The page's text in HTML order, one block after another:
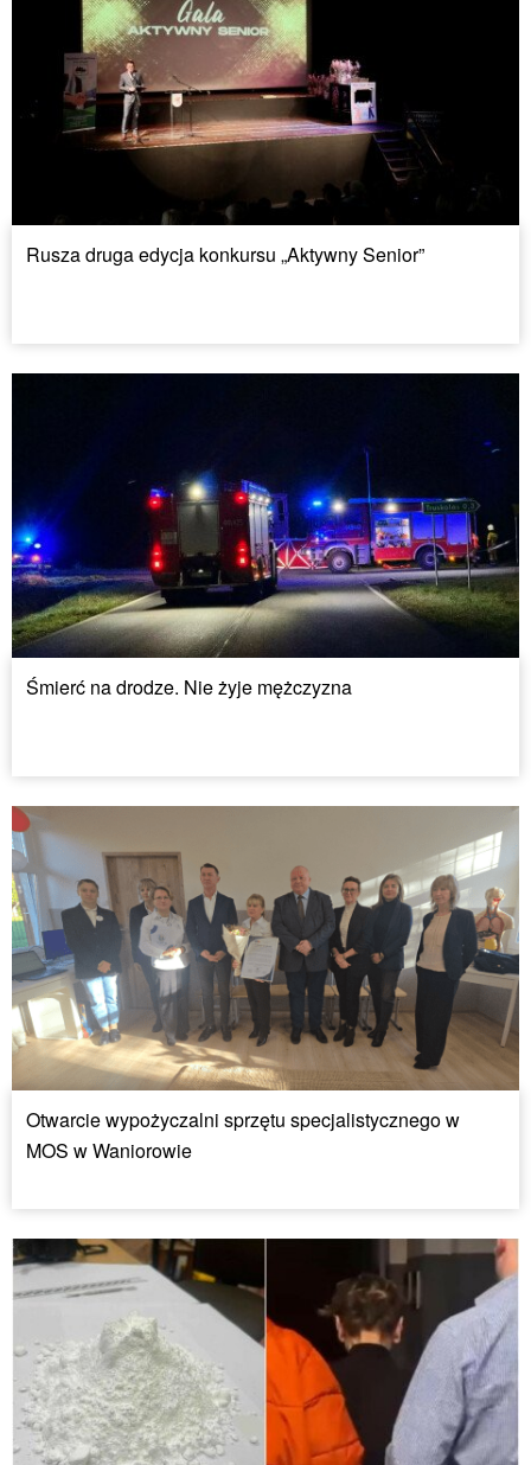
Rusza druga edycja konkursu „Aktywny Senior”
Śmierć na drodze. Nie żyje mężczyzna
Otwarcie wypożyczalni sprzętu specjalistycznego w
MOS w Waniorowie